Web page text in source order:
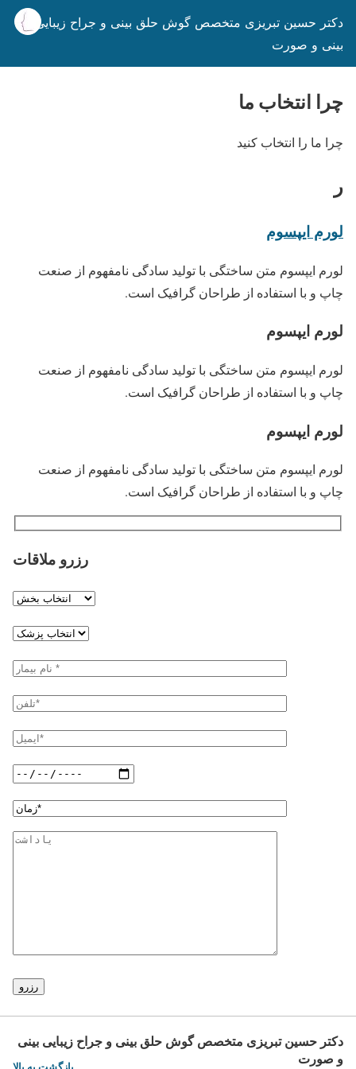
دکتر حسین تبریزی متخصص گوش حلق بینی و جراح زیبایی
بینی و صورت
چرا انتخاب ما
چرا ما را انتخاب کنید
ر
لورم ایپسوم
لورم ایپسوم متن ساختگی با تولید سادگی نامفهوم از صنعت
چاپ و با استفاده از طراحان گرافیک است.
لورم ایپسوم
لورم ایپسوم متن ساختگی با تولید سادگی نامفهوم از صنعت
چاپ و با استفاده از طراحان گرافیک است.
لورم ایپسوم
لورم ایپسوم متن ساختگی با تولید سادگی نامفهوم از صنعت
چاپ و با استفاده از طراحان گرافیک است.
رزرو ملاقات
دکتر حسین تبریزی متخصص گوش حلق بینی و جراح زیبایی بینی
و صورت